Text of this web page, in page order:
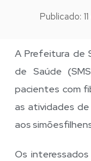
Publicado:
A Prefeitura de
de Saúde
pacientes com
as atividades
aos
Os